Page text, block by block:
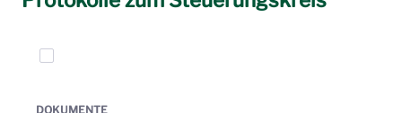
Elemente auswählen
DOKUMENTE